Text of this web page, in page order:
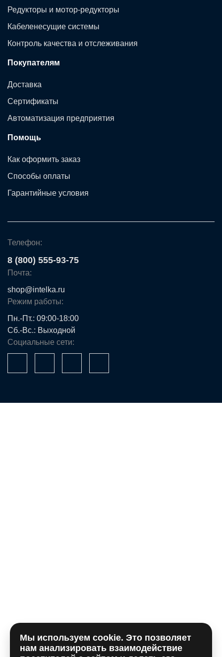
Редукторы и мотор-редукторы
Кабеленесущие системы
Контроль качества и отслеживания
Покупателям
Доставка
Сертификаты
Автоматизация предприятия
Помощь
Как оформить заказ
Способы оплаты
Гарантийные условия
Телефон:
8 (800) 555-93-75
Почта:
shop@intelka.ru
Режим работы:
Пн.-Пт.: 09:00-18:00
Сб.-Вс.: Выходной
Социальные сети:
Отправляя форму, вы принимаете политику
использования сookieи даете согласие наобработку
Мы используем cookie. Это позволяет
нам анализировать взаимодействие